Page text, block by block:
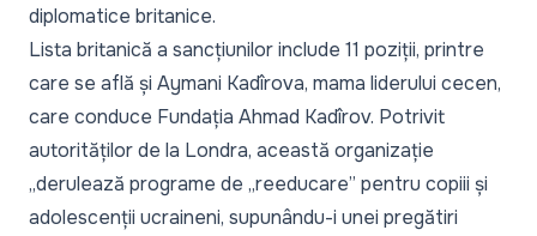
diplomatice britanice.
Lista britanică a sancțiunilor include 11 poziții, printre
care se află și Aymani Kadîrova, mama liderului cecen,
care conduce Fundația Ahmad Kadîrov. Potrivit
autorităților de la Londra, această organizație
„derulează programe de „reeducare” pentru copiii și
adolescenții ucraineni, supunându-i unei pregătiri